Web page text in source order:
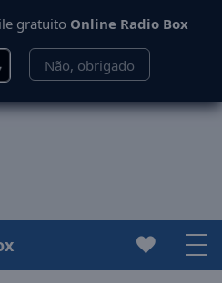
gratuito Online Radio Box
Não, obrigado